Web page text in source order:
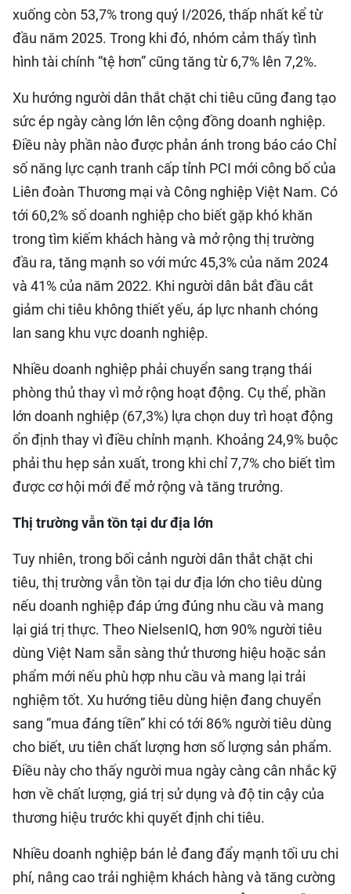
xuống còn 53,7% trong quý I/2026, thấp nhất kể từ
đầu năm 2025. Trong khi đó, nhóm cảm thấy tình
hình tài chính “tệ hơn” cũng tăng từ 6,7% lên 7,2%.
Xu hướng người dân thắt chặt chi tiêu cũng đang tạo
sức ép ngày càng lớn lên cộng đồng doanh nghiệp.
Điều này phần nào được phản ánh trong báo cáo Chỉ
số năng lực cạnh tranh cấp tỉnh PCI mới công bố của
Liên đoàn Thương mại và Công nghiệp Việt Nam. Có
tới 60,2% số doanh nghiệp cho biết gặp khó khăn
trong tìm kiếm khách hàng và mở rộng thị trường
đầu ra, tăng mạnh so với mức 45,3% của năm 2024
và 41% của năm 2022. Khi người dân bắt đầu cắt
giảm chi tiêu không thiết yếu, áp lực nhanh chóng
lan sang khu vực doanh nghiệp.
Nhiều doanh nghiệp phải chuyển sang trạng thái
phòng thủ thay vì mở rộng hoạt động. Cụ thể, phần
lớn doanh nghiệp (67,3%) lựa chọn duy trì hoạt động
ổn định thay vì điều chỉnh mạnh. Khoảng 24,9% buộc
phải thu hẹp sản xuất, trong khi chỉ 7,7% cho biết tìm
được cơ hội mới để mở rộng và tăng trưởng.
Thị trường vẫn tồn tại dư địa lớn
Tuy nhiên, trong bối cảnh người dân thắt chặt chi
tiêu, thị trường vẫn tồn tại dư địa lớn cho tiêu dùng
nếu doanh nghiệp đáp ứng đúng nhu cầu và mang
lại giá trị thực. Theo NielsenIQ, hơn 90% người tiêu
dùng Việt Nam sẵn sàng thử thương hiệu hoặc sản
phẩm mới nếu phù hợp nhu cầu và mang lại trải
nghiệm tốt. Xu hướng tiêu dùng hiện đang chuyển
sang “mua đáng tiền” khi có tới 86% người tiêu dùng
cho biết, ưu tiên chất lượng hơn số lượng sản phẩm.
Điều này cho thấy người mua ngày càng cân nhắc kỹ
hơn về chất lượng, giá trị sử dụng và độ tin cậy của
thương hiệu trước khi quyết định chi tiêu.
Nhiều doanh nghiệp bán lẻ đang đẩy mạnh tối ưu chi
phí, nâng cao trải nghiệm khách hàng và tăng cường